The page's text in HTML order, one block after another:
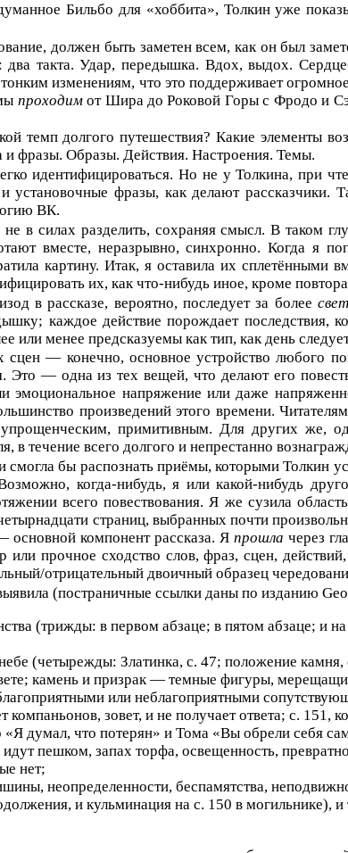
Бильбо для «хоббита», Толкин уже
должен быть заметен всем, как он был
два такта. Удар, передышка. Вдох, выдох.
изменениям, что это поддерживает
проходимот Шира до Роковой Горы с Фродо и
темп долгого путешествия? Какие элементы
фразы. Образы. Действия. Настроения. Темы.
идентифицироваться. Но не у Толкина, при
установочные фразы, как делают
ВК.
в силах разделить, сохраняя смысл. В таком
вместе, неразрывно, синхронно. Когда я
картину. Итак, я оставила их
их, как что-нибудь иное, кроме
в рассказе, вероятно, последует за более
каждое действие порождает последствия,
менее предсказуемы как тип, как день
сцен — конечно, основное устройство любого
— одна из тех вещей, что делают его
эмоциональное напряжение или даже
произведений этого времени.
примитивным. Для других же,
в течение всего долгого и непрестанно
смогла бы распознать приёмы, которыми Толкин
когда-нибудь, я или какой-нибудь
всего повествования. Я же сузила
страниц, выбранных почти
основной компонент рассказа. Я прошла через
прочное сходство слов, фраз, сцен,
отрицательный двоичный образец
(постраничные ссылки даны по изданию
(трижды: в первом абзаце; в пятом абзаце; и
(четырежды: Златинка, с. 47; положение
камень и призрак — темные фигуры,
или неблагоприятными
зовет, и не получает ответа; с. 151,
думал, что потерян» и Тома «Вы обрели себя
пешком, запах торфа, освещенность,
нет;
неопределенности, беспамятства,
и кульминация на с. 150 в могильнике), и